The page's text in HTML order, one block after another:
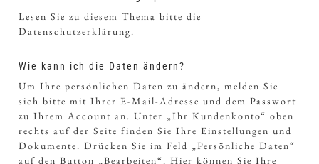
Lesen Sie zu diesem Thema bitte die
Datenschutzerklärung.
Wie kann ich die Daten ändern?
Um Ihre persönlichen Daten zu ändern, melden Sie
sich bitte mit Ihrer E-Mail-Adresse und dem Passwort
zu Ihrem Account an. Unter „Ihr Kundenkonto“ oben
rechts auf der Seite finden Sie Ihre Einstellungen und
Dokumente. Drücken Sie im Feld „Persönliche Daten“
auf den Button „Bearbeiten“. Hier können Sie Ihre